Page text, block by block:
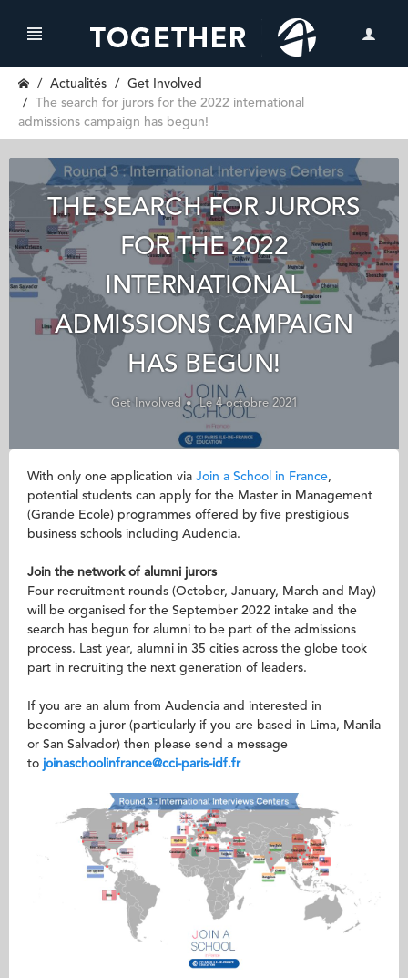
Actualités
Get Involved
The search for jurors for the 2022 international
admissions campaign has begun!
THE SEARCH FOR JURORS
FOR THE 2022
INTERNATIONAL
ADMISSIONS CAMPAIGN
HAS BEGUN!
Get Involved Le 4 octobre 2021
With only one application via Join a School in France,
potential students can apply for the Master in Management
(Grande Ecole) programmes offered by five prestigious
business schools including Audencia.
Join the network of alumni jurors
Four recruitment rounds (October, January, March and May)
will be organised for the September 2022 intake and the
search has begun for alumni to be part of the admissions
process. Last year, alumni in 35 cities across the globe took
part in recruiting the next generation of leaders.
If you are an alum from Audencia and interested in
becoming a juror (particularly if you are based in Lima, Manila
or San Salvador) then please send a message
to joinaschoolinfrance@cci-paris-idf.fr